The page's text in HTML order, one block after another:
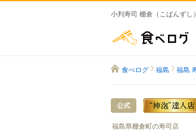
小判寿司 棚倉（こばんずし
食べログ 福島 福島
公式
福島県棚倉町の寿司店